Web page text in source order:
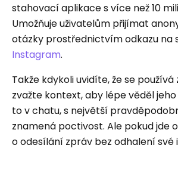
stahovací aplikace s více než 10
Umožňuje uživatelům přijímat
otázky prostřednictvím odkazu na
Instagram.
Takže kdykoli uvidíte, že se používá
zvažte kontext, aby lépe věděl
to v chatu, s největší
znamená poctivost. Ale pokud jde
o odesílání zpráv bez odhalení své